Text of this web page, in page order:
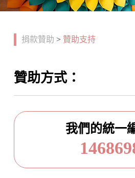
捐款贊助 > 贊助支持
贊助方式：
我們的統一